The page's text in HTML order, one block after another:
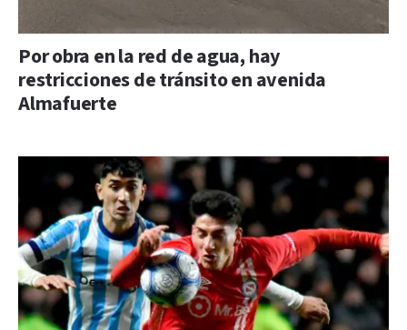
Por obra en la red de agua, hay
restricciones de tránsito en avenida
Almafuerte